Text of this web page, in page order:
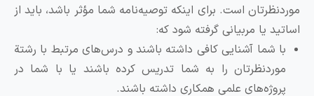
است. برای اینکه توصیه‌نامه شما مؤثر باشد، باید از
یا مربیانی گرفته شود که:
با شما آشنایی کافی داشته باشند و درس‌های مرتبط با رشتة
موردنظرتان را به شما تدریس کرده باشند یا با شما در
پروژه‌های علمی همکاری داشته باشند.